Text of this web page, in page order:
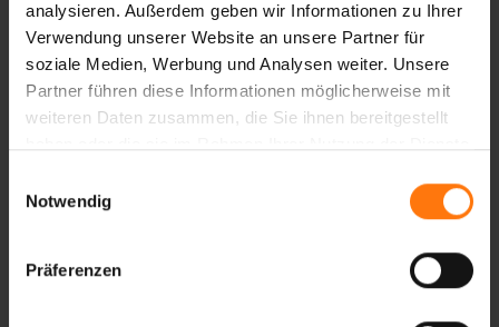
analysieren. Außerdem geben wir Informationen zu Ihrer
Verwendung unserer Website an unsere Partner für
soziale Medien, Werbung und Analysen weiter. Unsere
Partner führen diese Informationen möglicherweise mit
weiteren Daten zusammen, die Sie ihnen bereitgestellt
Notwendig
Präferenzen